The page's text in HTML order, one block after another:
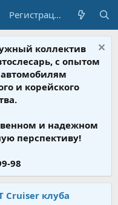
Регистрация
коллектив
с опытом
и корейского
и надежном
перспективу!
98
Cruiser клуба